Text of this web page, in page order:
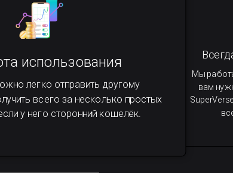
использования
легко отправить другому
всего за несколько простых
у него сторонний кошелёк.
Мы
вам